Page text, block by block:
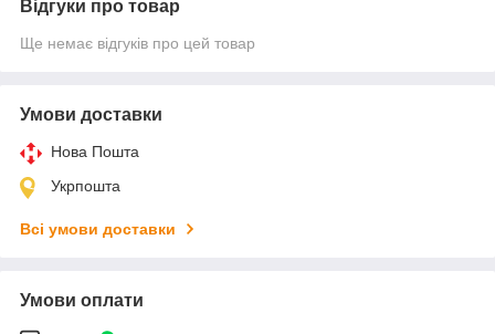
Відгуки про товар
Ще немає відгуків про цей товар
Умови доставки
Нова Пошта
Укрпошта
Всі умови доставки
Умови оплати